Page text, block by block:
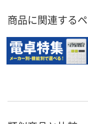
商品に関連する